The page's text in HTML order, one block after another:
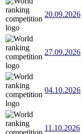
20.09.2026
27.09.2026
04.10.2026
11.10.2026